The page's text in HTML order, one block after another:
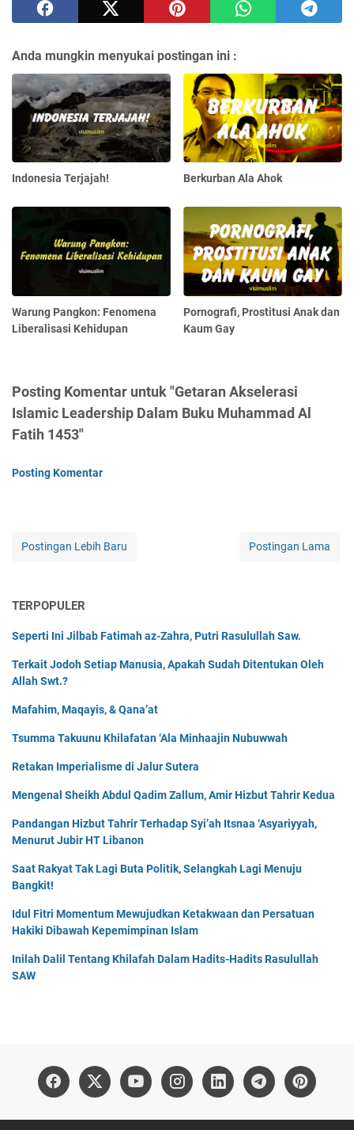
Anda mungkin menyukai postingan ini :
Indonesia Terjajah! Berkurban Ala Ahok
Warung Pangkon: Fenomena
Liberalisasi Kehidupan
Pornografi, Prostitusi Anak dan
Kaum Gay
Posting Komentar untuk "Getaran Akselerasi
Islamic Leadership Dalam Buku Muhammad Al
Fatih 1453"
Posting Komentar
Postingan Lebih Baru Postingan Lama
TERPOPULER
Seperti Ini Jilbab Fatimah az-Zahra, Putri Rasulullah Saw.
Terkait Jodoh Setiap Manusia, Apakah Sudah Ditentukan Oleh
Allah Swt.?
Mafahim, Maqayis, & Qana’at
Tsumma Takuunu Khilafatan ‘Ala Minhaajin Nubuwwah
Retakan Imperialisme di Jalur Sutera
Mengenal Sheikh Abdul Qadim Zallum, Amir Hizbut Tahrir Kedua
Pandangan Hizbut Tahrir Terhadap Syi’ah Itsnaa ‘Asyariyyah,
Menurut Jubir HT Libanon
Saat Rakyat Tak Lagi Buta Politik, Selangkah Lagi Menuju
Bangkit!
Idul Fitri Momentum Mewujudkan Ketakwaan dan Persatuan
Hakiki Dibawah Kepemimpinan Islam
Inilah Dalil Tentang Khilafah Dalam Hadits-Hadits Rasulullah
SAW